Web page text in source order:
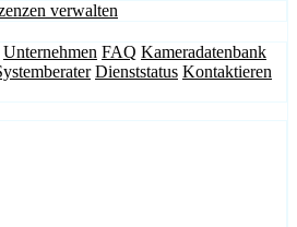
verwalten
Unternehmen FAQ Kameradatenbank
Dienststatus Kontaktieren